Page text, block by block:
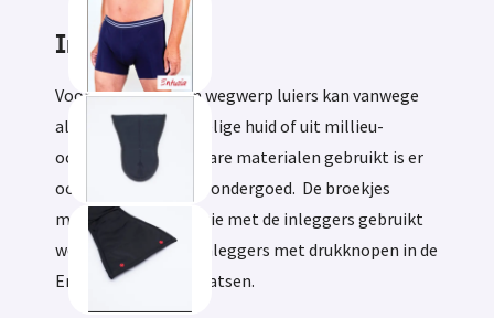
Informatie
Voor wie niet tegen wegwerp luiers kan vanwege
allergie of een gevoelige huid of uit millieu-
oogpunt liever wasbare materialen gebruikt is er
ook dit absorberend ondergoed. De broekjes
moeten in combinatie met de inleggers gebruikt
worden. Je kunt de inleggers met drukknopen in de
Entusia broekjes plaatsen.